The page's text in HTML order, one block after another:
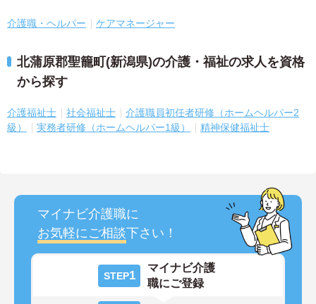
介護職・ヘルパー ケアマネージャー
北蒲原郡聖籠町(新潟県)の介護・福祉の求人を資格
から探す
介護福祉士 社会福祉士
介護職員初任者研修（ホームヘルパー2
級）
実務者研修（ホームヘルパー1級） 精神保健福祉士
マイナビ介護職に
お気軽にご相談下さい！
STEP1
マイナビ介護
職にご登録